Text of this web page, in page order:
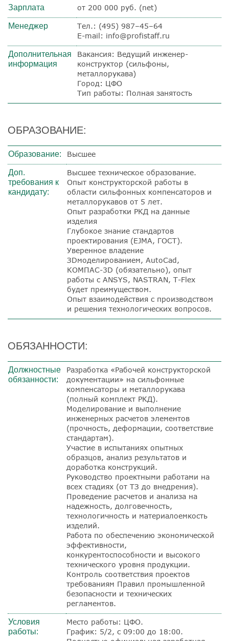
Зарплата от 200 000 руб. (net)
Менеджер
Тел.: (495) 987–45–64
E-mail: info@profistaff.ru
Дополнительная
информация
Вакансия: Ведущий инженер-
конструктор (сильфоны,
металлорукава)
Город: ЦФО
Тип работы: Полная занятость
ОБРАЗОВАНИЕ:
Образование: Высшее
Доп.
требования к
кандидату:
Высшее техническое образование.
Опыт конструкторской работы в
области сильфонных компенсаторов и
металлорукавов от 5 лет.
Опыт разработки РКД на данные
изделия
Глубокое знание стандартов
проектирования (EJMA, ГОСТ).
Уверенное владение
ЗDмоделированием, AutoCad,
КОМПАС-3D (обязательно), опыт
работы с ANSYS, NASTRAN, T-Flex
будет преимуществом.
Опыт взаимодействия с производством
и решения технологических вопросов.
ОБЯЗАННОСТИ:
Должностные
обязанности:
Разработка «Рабочей конструкторской
документации» на сильфонные
компенсаторы и металлорукава
(полный комплект РКД).
Моделирование и выполнение
инженерных расчетов элементов
(прочность, деформации, соответствие
стандартам).
Участие в испытаниях опытных
образцов, анализ результатов и
доработка конструкций.
Руководство проектными работами на
всех стадиях (от ТЗ до внедрения).
Проведение расчетов и анализа на
надежность, долговечность,
технологичность и материалоемкость
изделий.
Работа по обеспечению экономической
эффективности,
конкурентоспособности и высокого
технического уровня продукции.
Контроль соответствия проектов
требованиям Правил промышленной
безопасности и технических
регламентов.
Условия
работы:
Место работы: ЦФО.
График: 5/2, с 09:00 до 18:00.